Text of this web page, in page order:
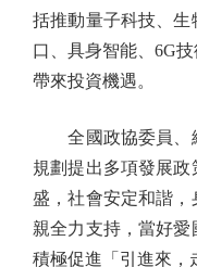
括推動量子科技、
口、具身智能、6G
帶來投資機遇。
全國政協委員、總
規劃提出多項發展
盛，社會安定和諧
親全力支持，當好
積極促進「引進來，